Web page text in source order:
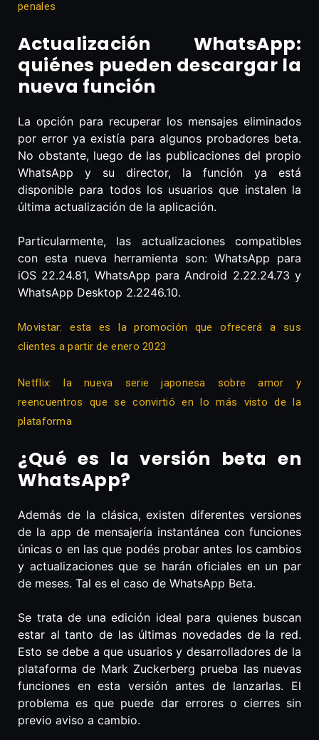
penales
Actualización WhatsApp:
quiénes pueden descargar la
nueva función
La opción para recuperar los mensajes eliminados
por error ya existía para algunos probadores beta.
No obstante, luego de las publicaciones del propio
WhatsApp y su director, la función ya está
disponible para todos los usuarios que instalen la
última actualización de la aplicación.
Particularmente, las actualizaciones compatibles
con esta nueva herramienta son: WhatsApp para
iOS 22.24.81, WhatsApp para Android 2.22.24.73 y
WhatsApp Desktop 2.2246.10.
Movistar: esta es la promoción que ofrecerá a sus
clientes a partir de enero 2023
Netflix: la nueva serie japonesa sobre amor y
reencuentros que se convirtió en lo más visto de la
plataforma
¿Qué es la versión beta en
WhatsApp?
Además de la clásica, existen diferentes versiones
de la app de mensajería instantánea con funciones
únicas o en las que podés probar antes los cambios
y actualizaciones que se harán oficiales en un par
de meses. Tal es el caso de WhatsApp Beta.
Se trata de una edición ideal para quienes buscan
estar al tanto de las últimas novedades de la red.
Esto se debe a que usuarios y desarrolladores de la
plataforma de Mark Zuckerberg prueba las nuevas
funciones en esta versión antes de lanzarlas. El
problema es que puede dar errores o cierres sin
previo aviso a cambio.